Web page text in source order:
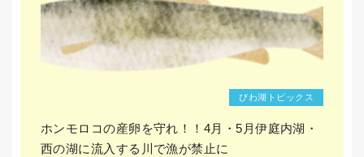
びわ湖トピックス
ホンモロコの産卵を守れ！！4月・5月伊庭内湖・
西の湖に流入する川で漁が禁止に